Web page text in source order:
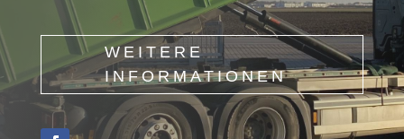
WEITERE
INFORMATIONEN